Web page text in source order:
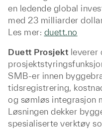
en ledende global
med 23 milliarder
Les mer: duett.no
Duett Prosjekt leverer
SMB-er innen
tidsregistrering,
og sømløs integrasjon
Løsningen dekker
spesialiserte verktøy